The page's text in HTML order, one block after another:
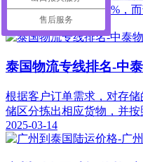
税税率可能在 5% - 15%，
2025-03-14
泰国物流专线排名​-中
根据客户订单需求，对存
储区分拣出相应货物，并按
2025-03-14
售后服务